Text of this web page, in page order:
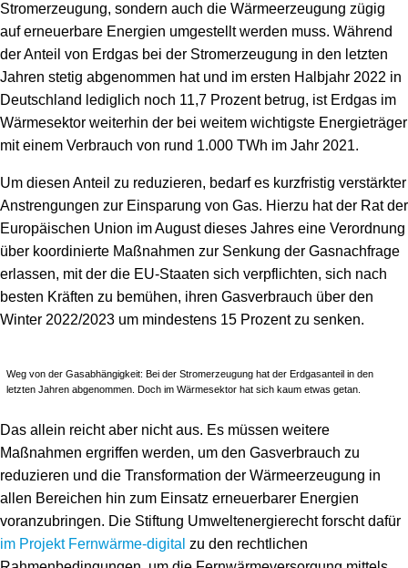
Stromerzeugung, sondern auch die Wärmeerzeugung zügig
auf erneuerbare Energien umgestellt werden muss. Während
der Anteil von Erdgas bei der Stromerzeugung in den letzten
Jahren stetig abgenommen hat und im ersten Halbjahr 2022 in
Deutschland lediglich noch 11,7 Prozent betrug, ist Erdgas im
Wärmesektor weiterhin der bei weitem wichtigste Energieträger
mit einem Verbrauch von rund 1.000 TWh im Jahr 2021.
Um diesen Anteil zu reduzieren, bedarf es kurzfristig verstärkter
Anstrengungen zur Einsparung von Gas. Hierzu hat der Rat der
Europäischen Union im August dieses Jahres eine Verordnung
über koordinierte Maßnahmen zur Senkung der Gasnachfrage
erlassen, mit der die EU-Staaten sich verpflichten, sich nach
besten Kräften zu bemühen, ihren Gasverbrauch über den
Winter 2022/2023 um mindestens 15 Prozent zu senken.
Weg von der Gasabhängigkeit: Bei der Stromerzeugung hat der Erdgasanteil in den
letzten Jahren abgenommen. Doch im Wärmesektor hat sich kaum etwas getan.
Das allein reicht aber nicht aus. Es müssen weitere
Maßnahmen ergriffen werden, um den Gasverbrauch zu
reduzieren und die Transformation der Wärmeerzeugung in
allen Bereichen hin zum Einsatz erneuerbarer Energien
voranzubringen. Die Stiftung Umweltenergierecht forscht dafür
im Projekt Fernwärme-digital zu den rechtlichen